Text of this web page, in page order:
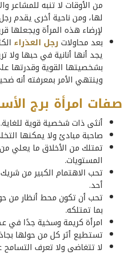
من الأوقات لا تنبه للمشاعر
لها، ومن ناحية أخرى يقدم
لإرضاء هذه المرأة ويجعلها
بعد محاولاترجل العذراء
يجد أنها أنانية في حبها ولا
بشخصيتها القوية وقدرتها
وينتهي الأمر بمعرفته أنه
صفات امرأة برج
أنثى ذات شخصية قوية للغاية.
صاحبة مبادئ ولا يمكنها
تمتلك من الأخلاق ما يعلي
المستويات.
تحب الاهتمام الكبير من
أحد.
تحب أن تكون محط أنظار من
بما تمتلكه.
امرأة كريمة وسخية جدًا في
تستطيع أثر كل من حولها
لا تتغاضى ولا تعرف التسامح